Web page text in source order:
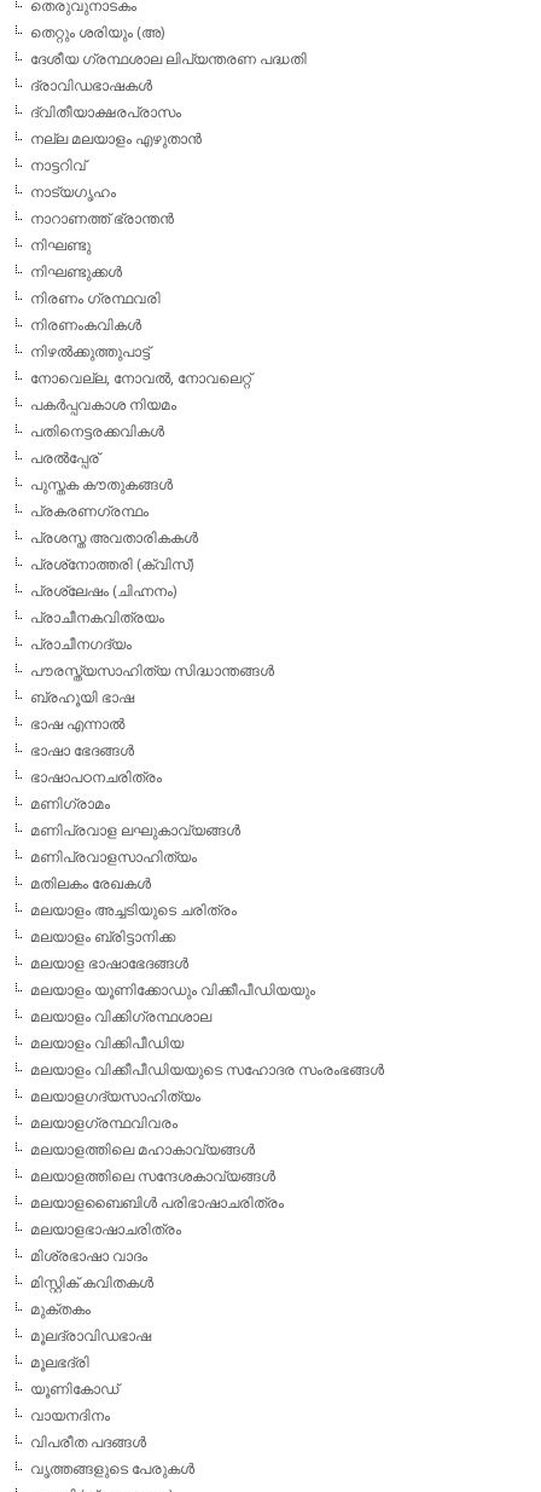
തെരുവുനാടകം
തെറ്റും ശരിയും (അ)
ദേശീയ ഗ്രന്ഥശാല ലിപ്യന്തരണ പദ്ധതി
ദ്രാവിഡഭാഷകള്‍
ദ്വിതീയാക്ഷരപ്രാസം
നല്ല മലയാളം എഴുതാന്‍
നാട്ടറിവ്
നാട്യഗൃഹം
നാറാണത്ത് ഭ്രാന്തന്‍
നിഘണ്ടു
നിഘണ്ടുക്കള്‍
നിരണം ഗ്രന്ഥവരി
നിരണംകവികള്‍
നിഴല്‍ക്കുത്തുപാട്ട്
നോവെല്ല, നോവല്‍, നോവലെറ്റ്
പകര്‍പ്പവകാശ നിയമം
പതിനെട്ടരക്കവികള്‍
പരല്‍പ്പേര്
പുസ്തക കൗതുകങ്ങള്‍
പ്രകരണഗ്രന്ഥം
പ്രശസ്ത അവതാരികകള്‍
പ്രശ്‌നോത്തരി (ക്വിസ്)
പ്രശ്ലേഷം (ചിഹ്നനം)
പ്രാചീനകവിത്രയം
പ്രാചീനഗദ്യം
പൗരസ്ത്യസാഹിത്യ സിദ്ധാന്തങ്ങള്‍
ബ്രഹൂയി ഭാഷ
ഭാഷ എന്നാല്‍
ഭാഷാ ഭേദങ്ങള്‍
ഭാഷാപഠനചരിത്രം
മണിഗ്രാമം
മണിപ്രവാള ലഘുകാവ്യങ്ങള്‍
മണിപ്രവാളസാഹിത്യം
മതിലകം രേഖകള്‍
മലയാളം അച്ചടിയുടെ ചരിത്രം
മലയാളം ബ്രിട്ടാനിക്ക
മലയാള ഭാഷാഭേദങ്ങള്‍
മലയാളം യൂണിക്കോഡും വിക്കീപീഡിയയും
മലയാളം വിക്കിഗ്രന്ഥശാല
മലയാളം വിക്കിപീഡിയ
മലയാളം വിക്കീപീഡിയയുടെ സഹോദര സംരംഭങ്ങള്‍
മലയാളഗദ്യസാഹിത്യം
മലയാളഗ്രന്ഥവിവരം
മലയാളത്തിലെ മഹാകാവ്യങ്ങള്‍
മലയാളത്തിലെ സന്ദേശകാവ്യങ്ങള്‍
മലയാളബൈബിള്‍ പരിഭാഷാചരിത്രം
മലയാളഭാഷാചരിത്രം
മിശ്രഭാഷാ വാദം
മിസ്റ്റിക് കവിതകള്‍
മുക്തകം
മൂലദ്രാവിഡഭാഷ
മൂലഭദ്രി
യൂണികോഡ്
വായനദിനം
വിപരീത പദങ്ങള്‍
വൃത്തങ്ങളുടെ പേരുകള്‍